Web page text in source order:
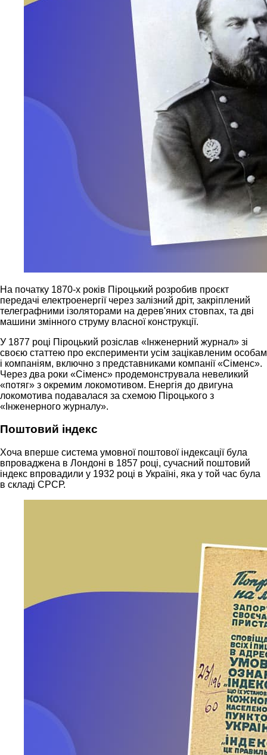
На початку 1870-х років Піроцький розробив проєкт
передачі електроенергії через залізний дріт, закріплений
телеграфними ізоляторами на дерев'яних стовпах, та дві
машини змінного струму власної конструкції.
У 1877 році Піроцький розіслав «Інженерний журнал» зі
своєю статтею про експерименти усім зацікавленим особам
і компаніям, включно з представниками компанії «Сіменс».
Через два роки «Сіменс» продемонструвала невеликий
«потяг» з окремим локомотивом. Енергія до двигуна
локомотива подавалася за схемою Піроцького з
«Інженерного журналу».
Поштовий індекс
Хоча вперше система умовної поштової індексації була
впроваджена в Лондоні в 1857 році, сучасний поштовий
індекс впровадили у 1932 році в Україні, яка у той час була
в складі СРСР.